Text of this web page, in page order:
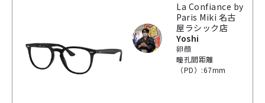
La Confiance by
Paris Miki 名古
屋ラシック店
Yoshi
卵顔
瞳孔間距離
（PD）:67mm